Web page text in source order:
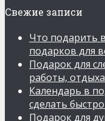
Свежие записи
Что подарить
подарков для
Подарок для
работы,
Календарь в
сделать
Подарок для